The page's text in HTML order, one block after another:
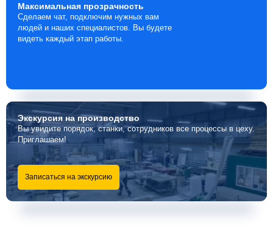
Максимальная прозрачность
Сделаем чат, подключим нужных вам
людей и наших специалистов. Вы будете
видеть каждый этап работы.
Экскурсияна производство
Вы увидите порядок, станки, сотрудников все процессы в цеху.
Приглашаем!
Записаться на экскурсию